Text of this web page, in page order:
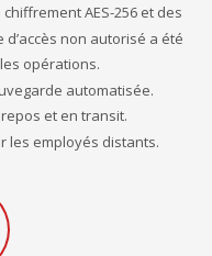
AES-256 et des
non autorisé a été
opérations.
automatisée.
et en transit.
les employés distants.